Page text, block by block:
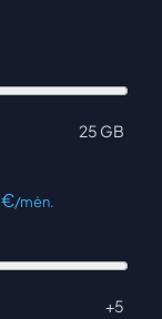
25 GB
€/mėn.
+5